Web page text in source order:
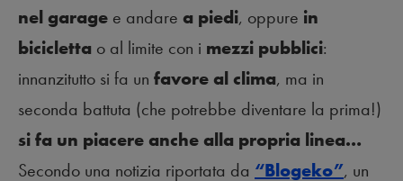
nel garage e andare a piedi, oppure in
bicicletta o al limite con i mezzi pubblici:
innanzitutto si fa un favore al clima, ma in
seconda battuta (che potrebbe diventare la prima!)
si fa un piacere anche alla propria linea…
Secondo una notizia riportata da “Blogeko”, un